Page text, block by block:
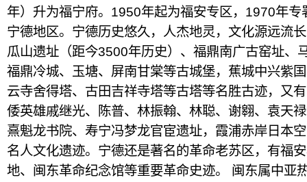
年）升为福宁府。1950年起为福安专区，1970年专
宁德地区。宁德历史悠久，人杰地灵，文化源远流
瓜山遗址（距今3500年历史）、福鼎南广古窑址、
福鼎冷城、玉塘、屏南甘棠等古城堡，蕉城中兴紫
云寺舍得塔、古田吉祥寺塔等古塔等名胜古迹，又
倭英雄戚继光、陈普、林振翰、林聪、谢翱、袁天
熹魁龙书院、寿宁冯梦龙官宦遗址，霞浦赤岸日本
名人文化遗迹。宁德还是著名的革命老苏区，有福
地、闽东革命纪念馆等重要革命史迹。 闽东属中亚